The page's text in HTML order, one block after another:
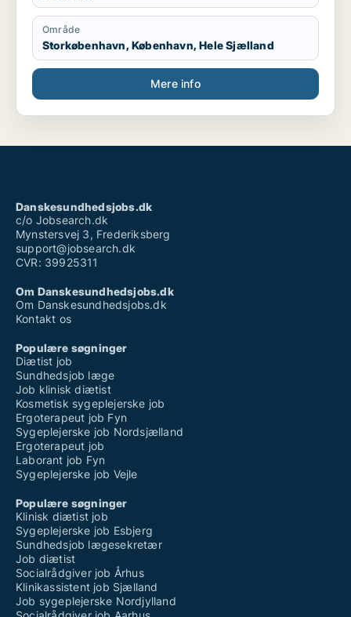
Område
Storkøbenhavn, København, Hele Sjælland
Mere info
Danskesundhedsjobs.dk
c/o Jobsearch.dk
Mynstersvej 3, Frederiksberg
support@jobsearch.dk
CVR: 39925311
Om Danskesundhedsjobs.dk
Om Danskesundhedsjobs.dk
Kontakt os
Populære søgninger
Diætist job
Sundhedsjob læge
Job klinisk diætist
Kosmetisk sygeplejerske job
Ergoterapeut job Fyn
Sygeplejerske job Nordsjælland
Ergoterapeut job
Laborant job Fyn
Sygeplejerske job Vejle
Populære søgninger
Klinisk diætist job
Sygeplejerske job Esbjerg
Sundhedsjob lægesekretær
Job diætist
Socialrådgiver job Århus
Klinikassistent job Sjælland
Job sygeplejerske Nordjylland